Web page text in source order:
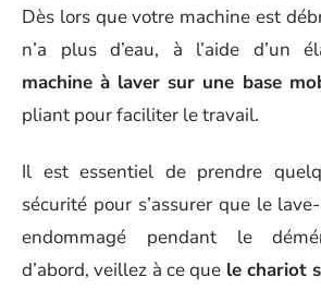
Dès lors que votre machine est
n’a plus d’eau, à l’aide d’un
machine à laver sur une base
pliant pour faciliter le travail.
Il est essentiel de prendre
sécurité pour s’assurer que le
endommagé pendant le
d’abord, veillez à ce que le chariot